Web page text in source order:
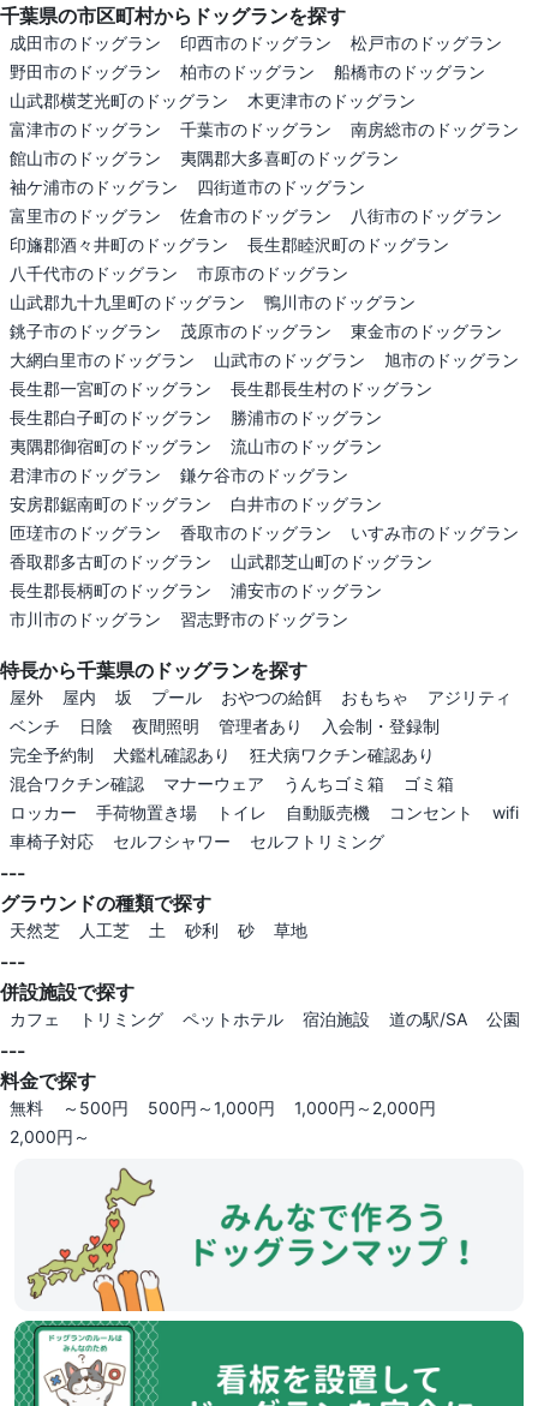
千葉県の市区町村からドッグランを探す
成田市のドッグラン 印西市のドッグラン
松戸市のドッグラン
野田市のドッグラン
柏市のドッグラン
船橋市のドッグラン
山武郡横芝光町のドッグラン
木更津市のドッグラン
富津市のドッグラン
千葉市のドッグラン
南房総市のドッグラン
館山市のドッグラン
夷隅郡大多喜町のドッグラン
袖ケ浦市のドッグラン
四街道市のドッグラン
富里市のドッグラン
佐倉市のドッグラン
八街市のドッグラン
印旛郡酒々井町のドッグラン
長生郡睦沢町のドッグラン
八千代市のドッグラン
市原市のドッグラン
山武郡九十九里町のドッグラン
鴨川市のドッグラン
銚子市のドッグラン
茂原市のドッグラン
東金市のドッグラン
大網白里市のドッグラン
山武市のドッグラン
旭市のドッグラン
長生郡一宮町のドッグラン
長生郡長生村のドッグラン
長生郡白子町のドッグラン
勝浦市のドッグラン
夷隅郡御宿町のドッグラン
流山市のドッグラン
君津市のドッグラン
鎌ケ谷市のドッグラン
安房郡鋸南町のドッグラン
白井市のドッグラン
匝瑳市のドッグラン
香取市のドッグラン
いすみ市のドッグラン
香取郡多古町のドッグラン
山武郡芝山町のドッグラン
長生郡長柄町のドッグラン
浦安市のドッグラン
市川市のドッグラン
習志野市のドッグラン
特長から千葉県のドッグランを探す
屋外 屋内 坂 プール おやつの給餌 おもちゃ
アジリティ
ベンチ
日陰 夜間照明 管理者あり
入会制・登録制
完全予約制
犬鑑札確認あり
狂犬病ワクチン確認あり
混合ワクチン確認
マナーウェア うんちゴミ箱
ゴミ箱
ロッカー
手荷物置き場 トイレ 自動販売機 コンセント
wifi
車椅子対応
セルフシャワー セルフトリミング
---
グラウンドの種類で探す
天然芝 人工芝 土 砂利 砂 草地
---
併設施設で探す
カフェ トリミング ペットホテル 宿泊施設 道の駅/SA 公園
---
料金で探す
無料 ～500円 500円～1,000円
1,000円～2,000円
2,000円～